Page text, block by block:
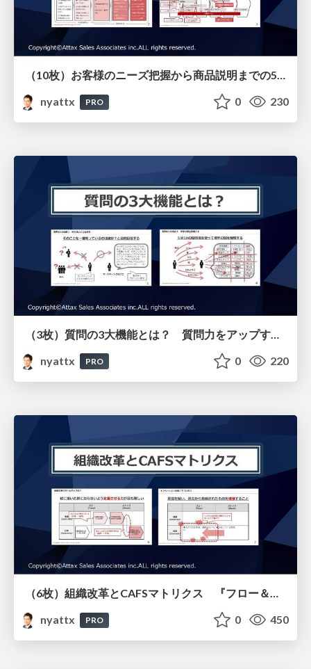
（10枚）お客様のニーズ把握から商品説明までの5ステップ （戦略的ヒアリング研修用）
nyattx
PRO 0 230
nyattx
PRO 0 220
（6枚）組織改革とCAFSマトリクス 『フロー＆ストック』より
nyattx
PRO 0 450